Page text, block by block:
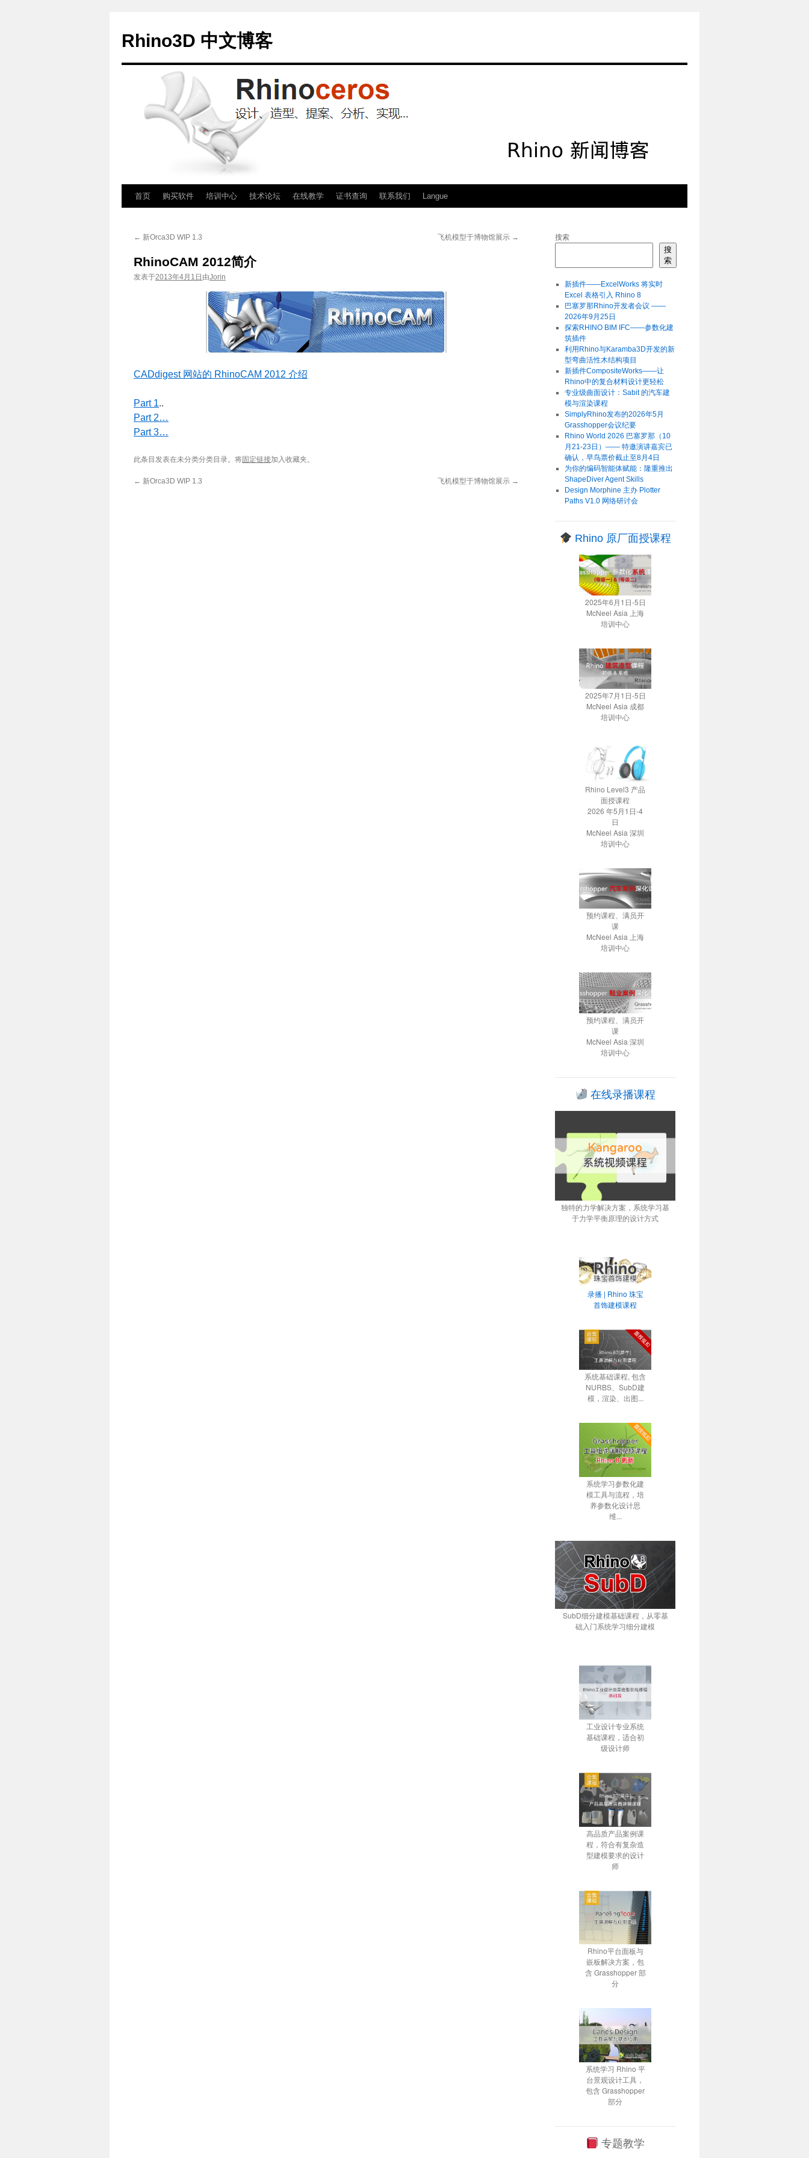
Rhino3D 中文博客
首页 购买软件 培训中心 技术论坛 在线教学 证书查询 联系我们 Langue
← 新Orca3D WIP 1.3 飞机模型于博物馆展示 →
RhinoCAM 2012简介
发表于2013年4月1日 由Jorin
CADdigest 网站的 RhinoCAM 2012 介绍
Part 1..
Part 2…
Part 3…
此条目发表在未分类分类目录。将固定链接加入收藏夹。
← 新Orca3D WIP 1.3 飞机模型于博物馆展示 →
搜索
搜
索
新插件——ExcelWorks 将实时
Excel 表格引入 Rhino 8
巴塞罗那Rhino开发者会议 ——
2026年9月25日
探索RHINO BIM IFC——参数化建
筑插件
利用Rhino与Karamba3D开发的新
型弯曲活性木结构项目
新插件CompositeWorks——让
Rhino中的复合材料设计更轻松
专业级曲面设计：Sabit 的汽车建
模与渲染课程
SimplyRhino发布的2026年5月
Grasshopper会议纪要
Rhino World 2026 巴塞罗那（10
月21-23日）—— 特邀演讲嘉宾已
确认，早鸟票价截止至8月4日
为你的编码智能体赋能：隆重推出
ShapeDiver Agent Skills
Design Morphine 主办 Plotter
Paths V1.0 网络研讨会
Rhino 原厂面授课程
2025年6月1日-5日
McNeel Asia 上海
培训中心
2025年7月1日-5日
McNeel Asia 成都
培训中心
Rhino Level3 产品
面授课程
2026 年5月1日-4
日
McNeel Asia 深圳
培训中心
预约课程、满员开
课
McNeel Asia 上海
培训中心
预约课程、满员开
课
McNeel Asia 深圳
培训中心
在线录播课程
独特的力学解决方案，系统学习基
于力学平衡原理的设计方式
录播 | Rhino 珠宝
首饰建模课程
系统基础课程, 包含
NURBS、SubD建
模，渲染、出图...
系统学习参数化建
模工具与流程，培
养参数化设计思
维...
SubD细分建模基础课程，从零基
础入门系统学习细分建模
工业设计专业系统
基础课程，适合初
级设计师
高品质产品案例课
程，符合有复杂造
型建模要求的设计
师
Rhino平台面板与
嵌板解决方案，包
含 Grasshopper 部
分
系统学习 Rhino 平
台景观设计工具，
包含 Grasshopper
部分
专题教学